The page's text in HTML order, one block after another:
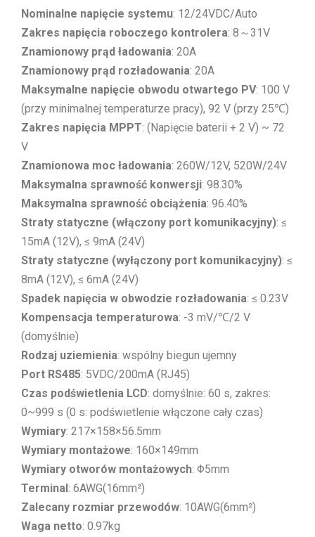
Nominalne napięcie systemu: 12/24VDC/Auto
Zakres napięcia roboczego kontrolera: 8～31V
Znamionowy prąd ładowania: 20A
Znamionowy prąd rozładowania: 20A
Maksymalne napięcie obwodu otwartego PV: 100 V
(przy minimalnej temperaturze pracy), 92 V (przy 25℃)
Zakres napięcia MPPT: (Napięcie baterii + 2 V) ~ 72
V
Znamionowa moc ładowania: 260W/12V, 520W/24V
Maksymalna sprawność konwersji: 98.30%
Maksymalna sprawność obciążenia: 96.40%
Straty statyczne (włączony port komunikacyjny): ≤
15mA (12V), ≤ 9mA (24V)
Straty statyczne (wyłączony port komunikacyjny): ≤
8mA (12V), ≤ 6mA (24V)
Spadek napięcia w obwodzie rozładowania: ≤ 0.23V
Kompensacja temperaturowa: -3 mV/℃/2 V
(domyślnie)
Rodzaj uziemienia: wspólny biegun ujemny
Port RS485: 5VDC/200mA (RJ45)
Czas podświetlenia LCD: domyślnie: 60 s, zakres:
0~999 s (0 s: podświetlenie włączone cały czas)
Wymiary: 217×158×56.5mm
Wymiary montażowe: 160×149mm
Wymiary otworów montażowych: Φ5mm
Terminal: 6AWG(16mm²)
Zalecany rozmiar przewodów: 10AWG(6mm²)
Waga netto: 0.97kg